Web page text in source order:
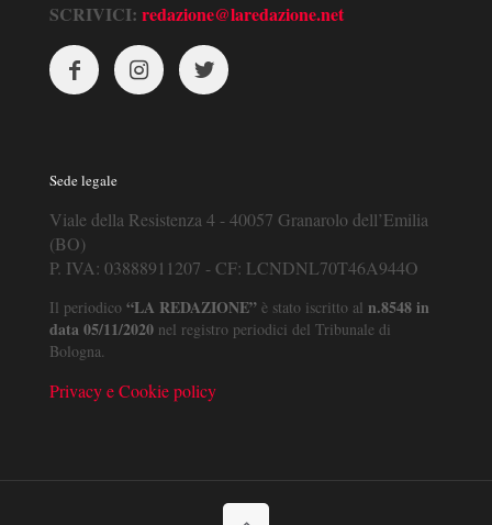
SCRIVICI: redazione@laredazione.net
Sede legale
Viale della Resistenza 4 - 40057 Granarolo dell’Emilia
(BO)
P. IVA: 03888911207 - CF: LCNDNL70T46A944O
Il periodico “LA REDAZIONE” è stato iscritto al n.8548 in
data 05/11/2020 nel registro periodici del Tribunale di
Bologna.
Privacy e Cookie policy